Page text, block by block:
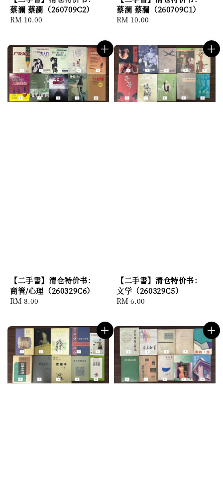
蔡澜 蔡瀾（260709C2）
Regular
RM 10.00
蔡澜 蔡瀾（260709C1）
Regular
RM 10.00
【二手書】清仓特价书：
商管/心理（260329C6）
Regular
RM 8.00
【二手書】清仓特价书：
文学（260329C5）
Regular
RM 6.00